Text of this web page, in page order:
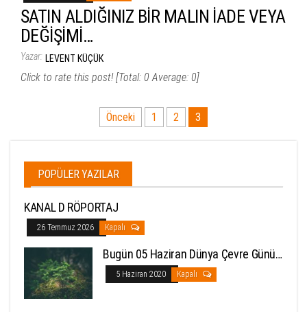
SATIN ALDIĞINIZ BİR MALIN İADE VEYA
DEĞİŞİMİ…
Yazar: LEVENT KÜÇÜK
Click to rate this post! [Total: 0 Average: 0]
Önceki 1 2 3
POPÜLER YAZILAR
KANAL D RÖPORTAJ
26 Temmuz 2026 Kapalı
Bugün 05 Haziran Dünya Çevre Günü…
5 Haziran 2020 Kapalı